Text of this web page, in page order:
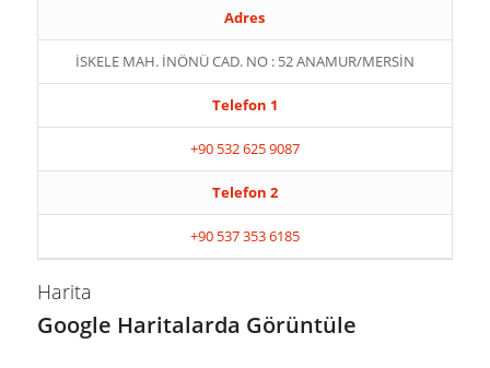
Adres
İSKELE MAH. İNÖNÜ CAD. NO : 52 ANAMUR/MERSİN
Telefon 1
+90 532 625 9087
Telefon 2
+90 537 353 6185
Harita
Google Haritalarda Görüntüle